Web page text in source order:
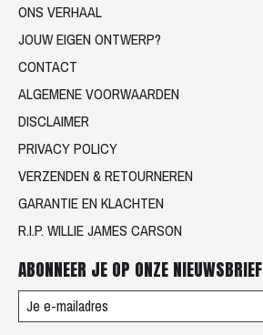
ONS VERHAAL
JOUW EIGEN ONTWERP?
CONTACT
ALGEMENE VOORWAARDEN
DISCLAIMER
PRIVACY POLICY
VERZENDEN & RETOURNEREN
GARANTIE EN KLACHTEN
R.I.P. WILLIE JAMES CARSON
ABONNEER JE OP ONZE NIEUWSBRIEF